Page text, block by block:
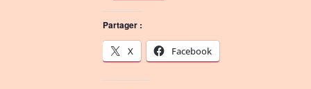
Partager :
X Facebook